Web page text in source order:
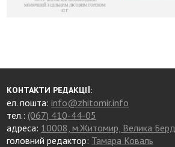
КОНТАКТИ РЕДАКЦІЇ:
ел. пошта:info@zhitomir.info
тел.: (067) 410-44-05
адреса: 10008, м.Житомир, Велика
головний редактор: Тамара Коваль